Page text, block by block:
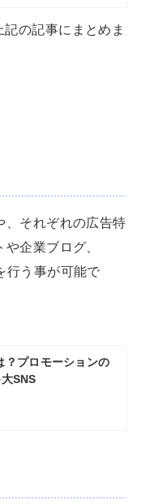
の記事にまとめま
、それぞれの広告特
企業ブログ、
行う事が可能で
？プロモーションの
SNS